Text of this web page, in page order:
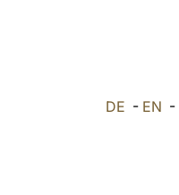
DE - EN -